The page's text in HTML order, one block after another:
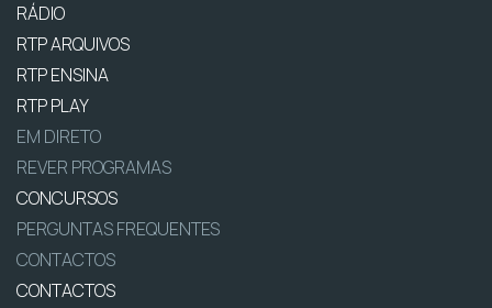
RÁDIO
RTP ARQUIVOS
RTP ENSINA
RTP PLAY
EM DIRETO
REVER PROGRAMAS
CONCURSOS
PERGUNTAS FREQUENTES
CONTACTOS
CONTACTOS